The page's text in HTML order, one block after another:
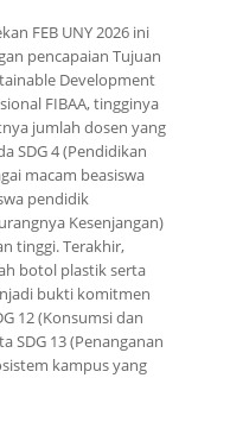
FEB UNY 2026 ini
pencapaian Tujuan
Development
FIBAA, tingginya
jumlah dosen yang
SDG 4 (Pendidikan
macam beasiswa
pendidik
Kesenjangan)
tinggi. Terakhir,
botol plastik serta
bukti komitmen
12 (Konsumsi dan
SDG 13 (Penanganan
kampus yang